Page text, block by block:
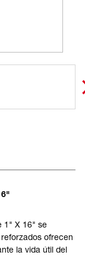
1" X 16" se
ofrecen
la vida útil del